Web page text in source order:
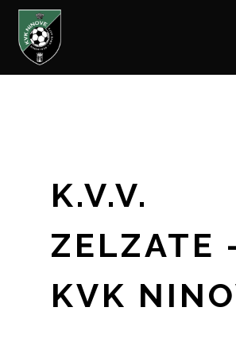
Skip
K.V.V.
ZELZATE
KVK